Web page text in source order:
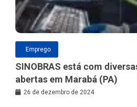
Emprego
SINOBRAS está com
abertas em Marabá (PA)
26 de dezembro de 2024